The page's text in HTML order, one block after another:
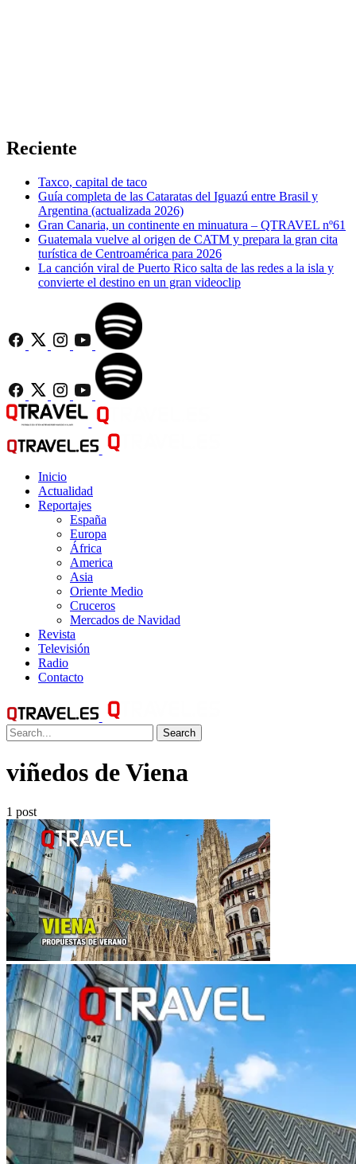
Reciente
Taxco, capital de taco
Guía completa de las Cataratas del Iguazú entre Brasil y
Argentina (actualizada 2026)
Gran Canaria, un continente en minuatura – QTRAVEL nº61
Guatemala vuelve al origen de CATM y prepara la gran cita
turística de Centroamérica para 2026
La canción viral de Puerto Rico salta de las redes a la isla y
convierte el destino en un gran videoclip
Inicio
Actualidad
Reportajes
España
Europa
África
America
Asia
Oriente Medio
Cruceros
Mercados de Navidad
Revista
Televisión
Radio
Contacto
Search
viñedos de Viena
1 post